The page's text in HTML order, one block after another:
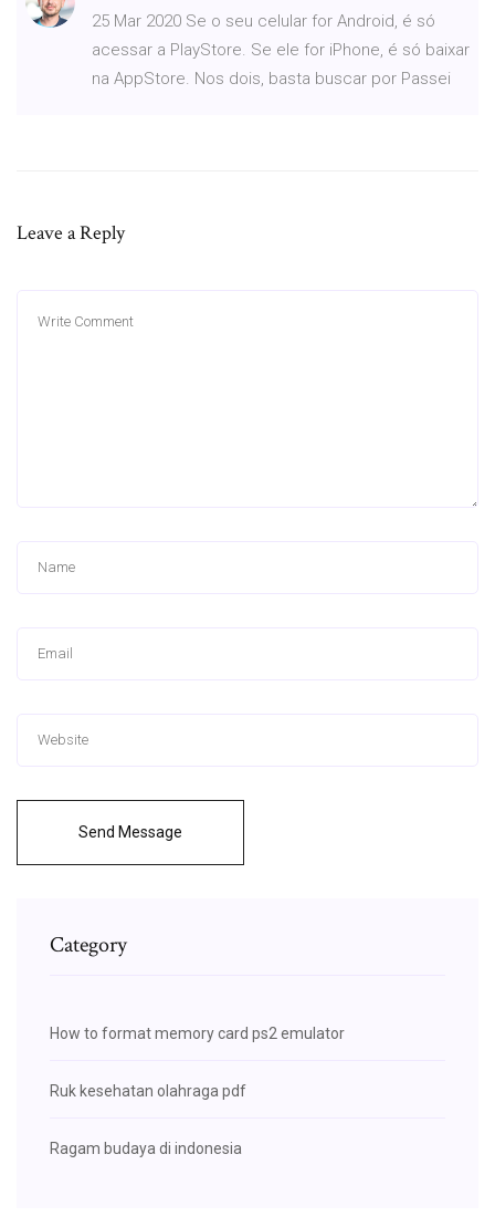
25 Mar 2020 Se o seu celular for Android, é só
acessar a PlayStore. Se ele for iPhone, é só baixar
na AppStore. Nos dois, basta buscar por Passei
Leave a Reply
Send Message
Category
How to format memory card ps2 emulator
Ruk kesehatan olahraga pdf
Ragam budaya di indonesia